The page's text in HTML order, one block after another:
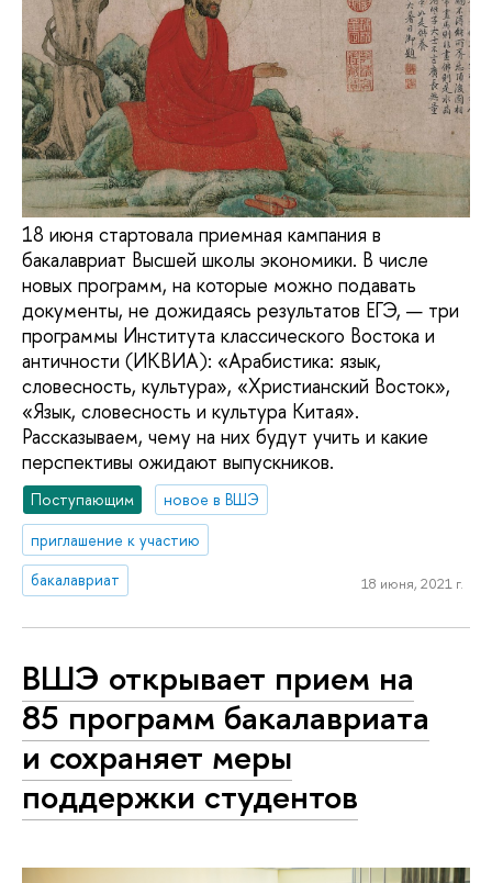
18 июня стартовала приемная кампания в
бакалавриат Высшей школы экономики. В числе
новых программ, на которые можно подавать
документы, не дожидаясь результатов ЕГЭ, — три
программы Института классического Востока и
античности (ИКВИА): «Арабистика: язык,
словесность, культура», «Христианский Восток»,
«Язык, словесность и культура Китая».
Рассказываем, чему на них будут учить и какие
перспективы ожидают выпускников.
Поступающим
новое в ВШЭ
приглашение к участию
бакалавриат
18 июня, 2021 г.
ВШЭ открывает прием на
85 программ бакалавриата
и сохраняет меры
поддержки студентов